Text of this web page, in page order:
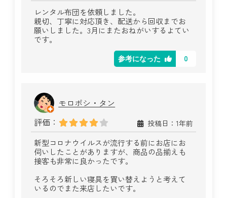
レンタル布団を依頼しました。
親切、丁寧に対応頂き、配送から回収までお
願いしました。3月にまたおねがいするよてい
です。
参考になった 0
モロポシ・タン
評価：
投稿日：1年前
新型コロナウイルスが流行する前にお店にお
伺いしたことがありますが、商品の品揃えも
接客も非常に良かったです。
そろそろ新しい寝具を買い替えようと考えて
いるのでまた来店したいです。